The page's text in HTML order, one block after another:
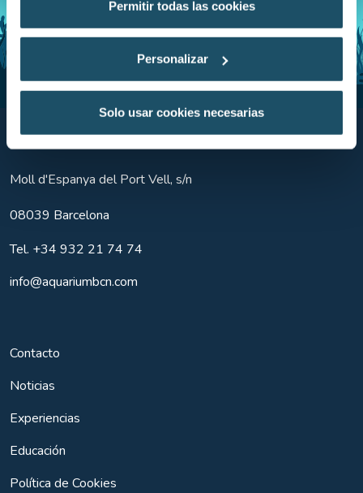
Permitir todas las cookies
Personalizar
Solo usar cookies necesarias
Moll d'Espanya del Port Vell, s/n
08039 Barcelona
Tel. +34 932 21 74 74
info@aquariumbcn.com
Contacto
Noticias
Experiencias
Educación
Política de Cookies